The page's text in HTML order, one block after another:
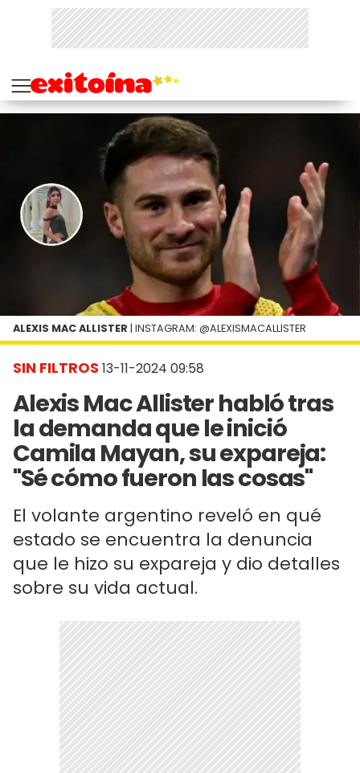
SIN FILTROS 13-11-2024 09:58
Alexis Mac Allister habló tras
la demanda que le inició
Camila Mayan, su expareja:
"Sé cómo fueron las cosas"
El volante argentino reveló en qué
estado se encuentra la denuncia
que le hizo su expareja y dio detalles
sobre su vida actual.
ALEXIS MAC ALLISTER | INSTAGRAM: @ALEXISMACALLISTER